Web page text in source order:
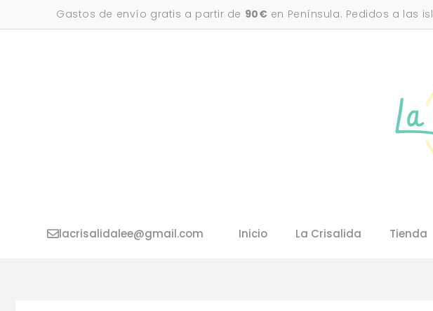
al
Gastos de envío gratis a partir de 90€ en Península. Pedidos a las
Inicio La Crisalida Tienda
lacrisalidalee@gmail.com